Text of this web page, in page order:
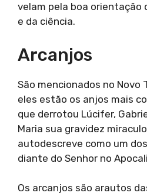
velam pela boa orientação
e da ciência.
Arcanjos
São mencionados no
eles estão os anjos mais
que derrotou Lúcifer,
Maria sua gravidez
autodescreve como um
diante do Senhor no
Os arcanjos são arautos